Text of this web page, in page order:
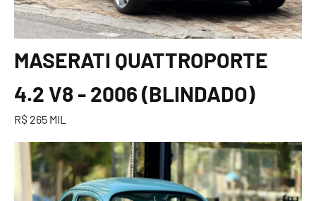
MASERATI QUATTROPORTE
4.2 V8 - 2006 (BLINDADO)
R$ 265 MIL